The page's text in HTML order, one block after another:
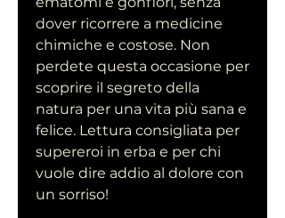
dover ricorrere a medicine
chimiche e costose. Non
perdete questa occasione per
scoprire il segreto della
natura per una vita più sana e
felice. Lettura consigliata per
supereroi in erba e per chi
vuole dire addio al dolore con
un sorriso!